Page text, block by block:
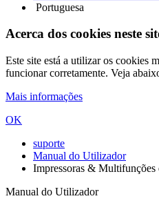
Portuguesa
Acerca dos cookies neste
Este site está a utilizar os cookies
funcionar corretamente. Veja
Mais informações
OK
suporte
Manual do Utilizador
Impressoras & Multifunções
Manual do Utilizador